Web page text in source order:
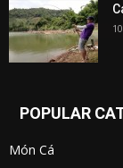
POPULAR
Món Cá